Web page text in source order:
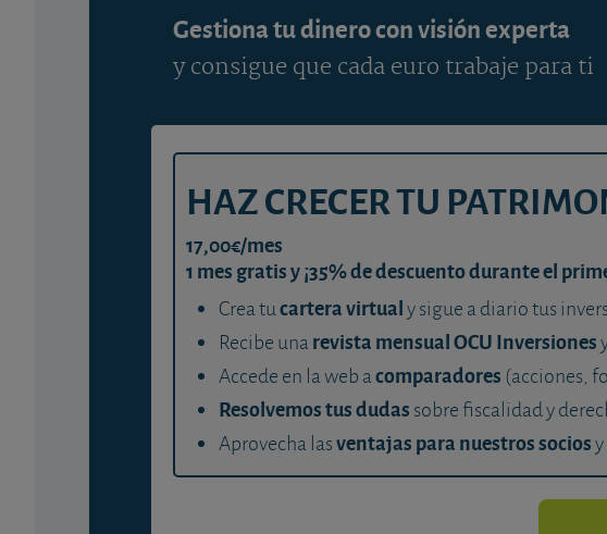
Gestiona tu dinero con visión experta
y consigue que cada euro trabaje para ti
HAZ CRECER TU
17,00€/mes
1 mes gratis y ¡35% de descuento durante el
Crea tucartera virtualy sigue a diario tus
Recibe unarevista mensual OCU Inversiones
Accede en la web acomparadores (acciones,
Resolvemos tus dudas sobre fiscalidad y
Aprovecha lasventajas para nuestros socios